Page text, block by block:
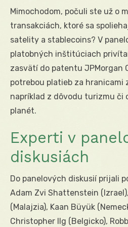
Mimochodom, počuli ste už o
transakciách, ktoré sa
satelity a stablecoins? V
platobných inštitúciach
zasvätí do patentu JPMorgan
potrebou platieb za hranicami
napríklad z dôvodu turizmu či
planét.
Experti v
diskusiách
Do panelových diskusií prijali
Adam Zvi Shattenstein
(Malajzia), Kaan Büyük
Christopher Ilg (Belgicko),